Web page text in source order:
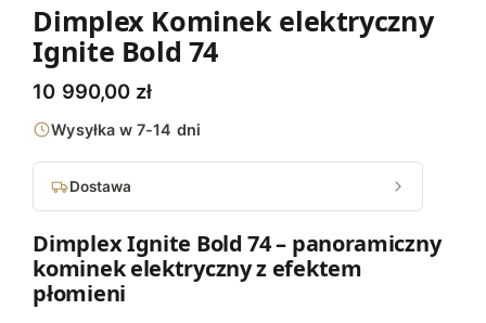
Dimplex Kominek elektryczny
Ignite Bold 74
10 990,00 zł
Wysyłka w 7-14 dni
Dostawa
Dimplex Ignite Bold 74 – panoramiczny
kominek elektryczny z efektem
płomieni